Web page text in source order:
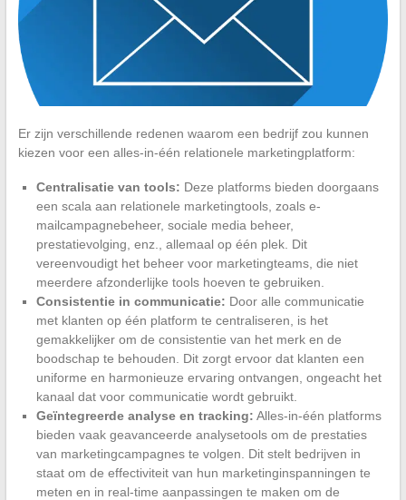
Er zijn verschillende redenen waarom een bedrijf zou kunnen
kiezen voor een alles-in-één relationele marketingplatform:
Centralisatie van tools: Deze platforms bieden doorgaans
een scala aan relationele marketingtools, zoals e-
mailcampagnebeheer, sociale media beheer,
prestatievolging, enz., allemaal op één plek. Dit
vereenvoudigt het beheer voor marketingteams, die niet
meerdere afzonderlijke tools hoeven te gebruiken.
Consistentie in communicatie: Door alle communicatie
met klanten op één platform te centraliseren, is het
gemakkelijker om de consistentie van het merk en de
boodschap te behouden. Dit zorgt ervoor dat klanten een
uniforme en harmonieuze ervaring ontvangen, ongeacht het
kanaal dat voor communicatie wordt gebruikt.
Geïntegreerde analyse en tracking: Alles-in-één platforms
bieden vaak geavanceerde analysetools om de prestaties
van marketingcampagnes te volgen. Dit stelt bedrijven in
staat om de effectiviteit van hun marketinginspanningen te
meten en in real-time aanpassingen te maken om de